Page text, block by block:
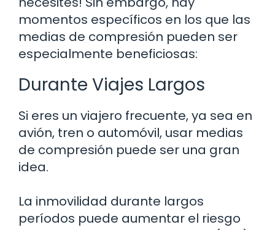
momentos específicos en los que las
medias de compresión pueden ser
especialmente beneficiosas:
Durante Viajes Largos
Si eres un viajero frecuente, ya sea en
avión, tren o automóvil, usar medias
de compresión puede ser una gran
idea.
La inmovilidad durante largos
períodos puede aumentar el riesgo